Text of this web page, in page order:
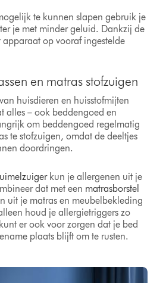
te kunnen slapen gebruik je
je met minder geluid. Dankzij de
apparaat op vooraf ingestelde
en matras stofzuigen
huisdieren en huisstofmijten
alles – ook beddengoed en
om beddengoed regelmatig
te stofzuigen, omdat de deeltjes
doordringen.
kun je allergenen uit je
dat met een matrasborstel
uit je matras en meubelbekleding
houd je allergietriggers zo
er ook voor zorgen dat je bed
plaats blijft om te rusten.